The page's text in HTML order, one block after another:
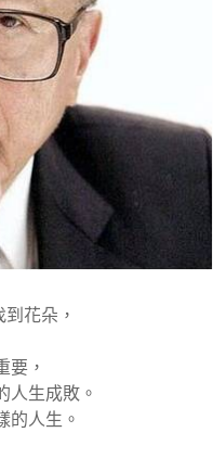
花朵，
要，
人生成敗。
的人生。